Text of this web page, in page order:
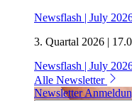
Newsflash | July
3. Quartal 2026 |
Newsflash | July
Alle Newsletter
Newsletter